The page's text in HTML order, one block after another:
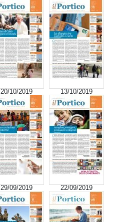
20/10/2019 13/10/2019
29/09/2019 22/09/2019